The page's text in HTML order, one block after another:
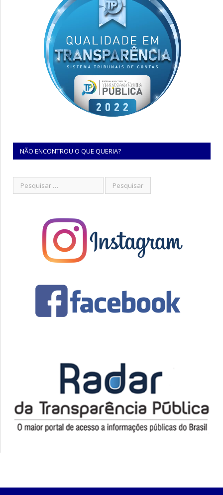
NÃO ENCONTROU O QUE QUERIA?